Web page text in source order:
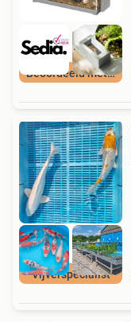
Beoordeeld met 9+
Vijverspecialist